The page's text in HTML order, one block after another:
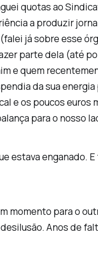
quotas ao
a produzir
já sobre esse
parte dela (até
e quem
da sua
e os poucos euros
para o nosso
estava enganado.
momento para o
Anos de